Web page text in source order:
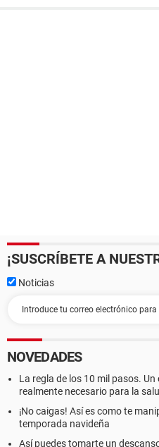
¡SUSCRÍBETE A
Noticias
NOVEDADES
La regla de los 10 mil pasos.
realmente necesario para la
¡No caigas! Así es como te
temporada navideña
Así puedes tomarte un